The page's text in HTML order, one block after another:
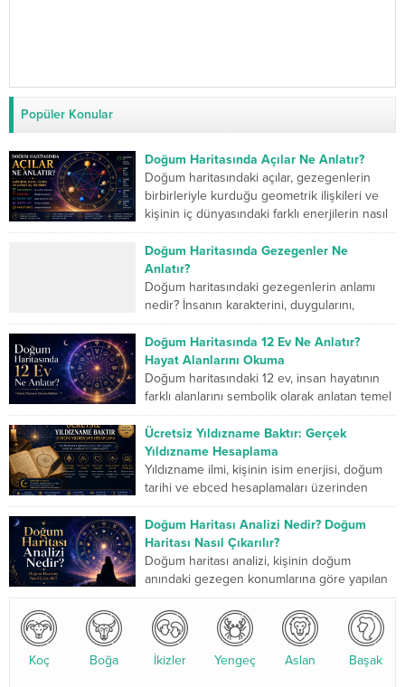
Popüler Konular
Doğum Haritasında Açılar Ne Anlatır?
Doğum haritasındaki açılar, gezegenlerin
birbirleriyle kurduğu geometrik ilişkileri ve
kişinin iç dünyasındaki farklı enerjilerin nasıl
çalıştığını gösterir. Kavuşum açısı iki...
Doğum Haritasında Gezegenler Ne
Anlatır?
Doğum haritasındaki gezegenlerin anlamı
nedir? İnsanın karakterini, duygularını,
düşünme biçimini, ilişkilerini, mücadele
gücünü ve yaşam yolculuğunda geliştirmesi
gereken yönlerini sembolik...
Doğum Haritasında 12 Ev Ne Anlatır?
Hayat Alanlarını Okuma
Doğum haritasındaki 12 ev, insan hayatının
farklı alanlarını sembolik olarak anlatan temel
bölümlerdir. Birinci ev kişinin dış dünyaya
sunduğu kimliği...
Ücretsiz Yıldızname Baktır: Gerçek
Yıldızname Hesaplama
Yıldızname ilmi, kişinin isim enerjisi, doğum
tarihi ve ebced hesaplamaları üzerinden
yapılan kadim bir değerlendirme sistemidir.
Son yıllarda özellikle yıldızname...
Doğum Haritası Analizi Nedir? Doğum
Haritası Nasıl Çıkarılır?
Doğum haritası analizi, kişinin doğum
anındaki gezegen konumlarına göre yapılan
analiz, karakter yapısı, ilişkiler, kariyer...
Koç Boğa İkizler Yengeç Aslan Başak